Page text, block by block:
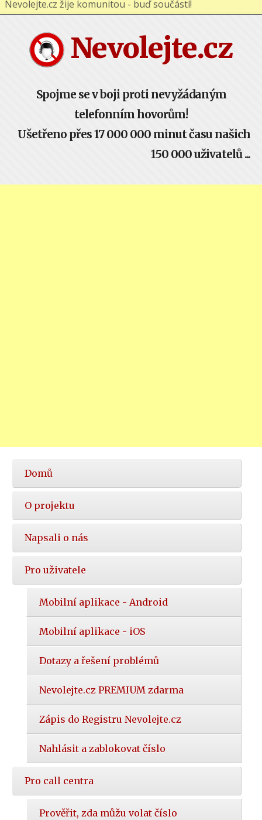
Nevolejte.cz
Spojme se v boji proti nevyžádaným
telefonním hovorům!
Ušetřeno přes 17 000 000 minut času našich
150 000 uživatelů ...
Hlavní
nabídka
Domů
O projektu
Napsali o nás
Pro uživatele
Mobilní aplikace - Android
Mobilní aplikace - iOS
Dotazy a řešení problémů
Nevolejte.cz PREMIUM zdarma
Zápis do Registru Nevolejte.cz
Nahlásit a zablokovat číslo
Pro call centra
Prověřit, zda můžu volat číslo
Nevolejte.cz žije komunitou - buď součástí!